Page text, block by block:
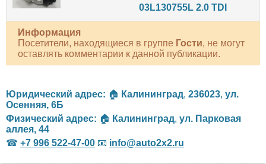
03L130755L 2.0 TDI
Информация
Посетители, находящиеся в группе Гости, не могут
оставлять комментарии к данной публикации.
Юридический адрес: 🏠 Калининград, 236023, ул.
Осенняя, 6Б
Физический адрес: 🏠 Калининград, ул. Парковая
аллея, 44
☎ +7 996 522-47-00 📧 info@auto2x2.ru